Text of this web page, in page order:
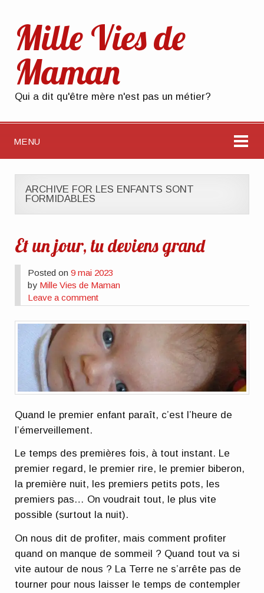
Mille Vies de
Maman
Qui a dit qu'être mère n'est pas un métier?
MENU
ARCHIVE FOR LES ENFANTS SONT
FORMIDABLES
Et un jour, tu deviens grand
Posted on9 mai 2023
by Mille Vies de Maman
Leave a comment
Quand le premier enfant paraît, c’est l’heure de
l’émerveillement.
Le temps des premières fois, à tout instant. Le
premier regard, le premier rire, le premier biberon,
la première nuit, les premiers petits pots, les
premiers pas… On voudrait tout, le plus vite
possible (surtout la nuit).
On nous dit de profiter, mais comment profiter
quand on manque de sommeil ? Quand tout va si
vite autour de nous ? La Terre ne s’arrête pas de
tourner pour nous laisser le temps de contempler